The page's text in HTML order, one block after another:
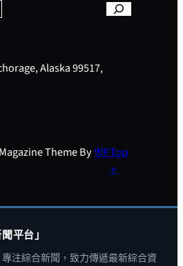
Alaska 99517,
Theme ByWPTop
↑
平台」
專注綜合新聞，致力傳遞最新綜合資